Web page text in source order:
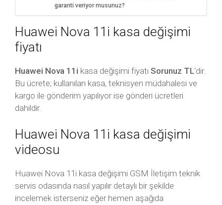
garanti veriyor musunuz?
Huawei Nova 11i kasa değişimi
fiyatı
Huawei Nova 11i kasa değişimi fiyatı Sorunuz TL‘dir.
Bu ücrete; kullanılan kasa, teknisyen müdahalesi ve
kargo ile gönderim yapılıyor ise gönderi ücretleri
dahildir.
Huawei Nova 11i kasa değişimi
videosu
Huawei Nova 11i kasa değişimi GSM İletişim teknik
servis odasında nasıl yapılır detaylı bir şekilde
incelemek isterseniz eğer hemen aşağıda